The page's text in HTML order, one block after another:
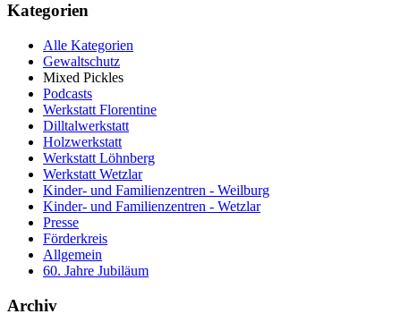
Kategorien
Alle Kategorien
Gewaltschutz
Mixed Pickles
Podcasts
Werkstatt Florentine
Dilltalwerkstatt
Holzwerkstatt
Werkstatt Löhnberg
Werkstatt Wetzlar
Kinder- und Familienzentren - Weilburg
Kinder- und Familienzentren - Wetzlar
Presse
Förderkreis
Allgemein
60. Jahre Jubiläum
Archiv